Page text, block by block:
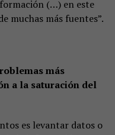
(…) en este
muchas más fuentes”.
más
a la saturación del
es levantar datos o